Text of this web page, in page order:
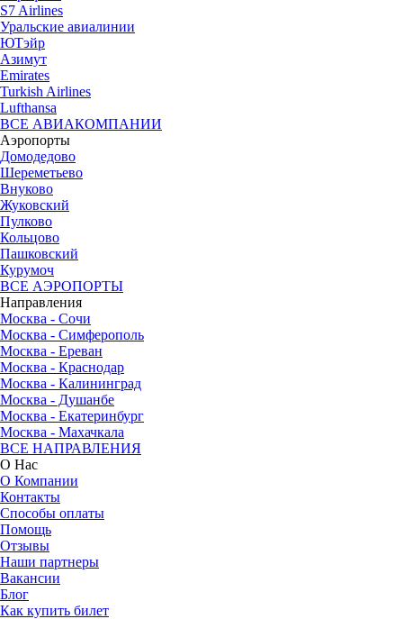
S7 Airlines
Уральские авиалинии
ЮТэйр
Азимут
Emirates
Turkish Airlines
Lufthansa
ВСЕ АВИАКОМПАНИИ
Аэропорты
Домодедово
Шереметьево
Внуково
Жуковский
Пулково
Кольцово
Пашковский
Курумоч
ВСЕ АЭРОПОРТЫ
Направления
Москва - Сочи
Москва - Симферополь
Москва - Ереван
Москва - Краснодар
Москва - Калининград
Москва - Душанбе
Москва - Екатеринбург
Москва - Махачкала
ВСЕ НАПРАВЛЕНИЯ
О Нас
О Компании
Контакты
Способы оплаты
Помощь
Отзывы
Наши партнеры
Вакансии
Блог
Как купить билет